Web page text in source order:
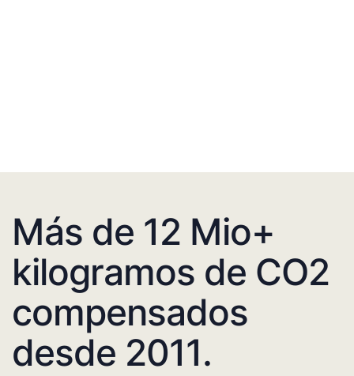
Más de 12 Mio+
kilogramos de CO2
compensados
desde 2011.